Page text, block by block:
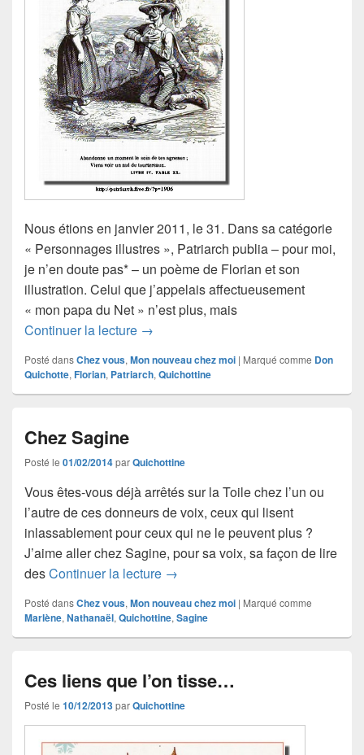
Nous étions en janvier 2011, le 31. Dans sa catégorie
« Personnages illustres », Patriarch publia – pour moi,
je n’en doute pas* – un poème de Florian et son
illustration. Celui que j’appelais affectueusement
« mon papa du Net » n’est plus, mais
Continuer la lecture Le Don Quichotte de Patriarch
→
Posté dansChez vous, Mon nouveau chez moi | Marqué comme Don
Quichotte, Florian, Patriarch, Quichottine
Chez Sagine
Posté le 01/02/2014parQuichottine
Vous êtes-vous déjà arrêtés sur la Toile chez l’un ou
l’autre de ces donneurs de voix, ceux qui lisent
inlassablement pour ceux qui ne le peuvent plus ?
J’aime aller chez Sagine, pour sa voix, sa façon de lire
desContinuer la lecture Chez Sagine
→
Posté dansChez vous, Mon nouveau chez moi | Marqué comme
Marlène, Nathanaël, Quichottine, Sagine
Ces liens que l’on tisse…
Posté le 10/12/2013parQuichottine